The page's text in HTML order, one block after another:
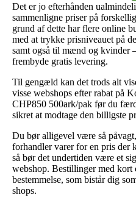
Det er jo efterhånden
sammenligne priser på
grund af dette har flere online
med at trykke prisniveauet på
samt også til mænd og kvinder
frembyde gratis levering.
Til gengæld kan det trods alt
visse webshops efter rabat på
CHP850 500ark/pak før du
sikret at modtage den billigste
Du bør alligevel være så
forhandler varer for en pris der
så bør det undertiden være et
webshop. Bestillinger med kort
bestemmelse, som bistår dig
shops.